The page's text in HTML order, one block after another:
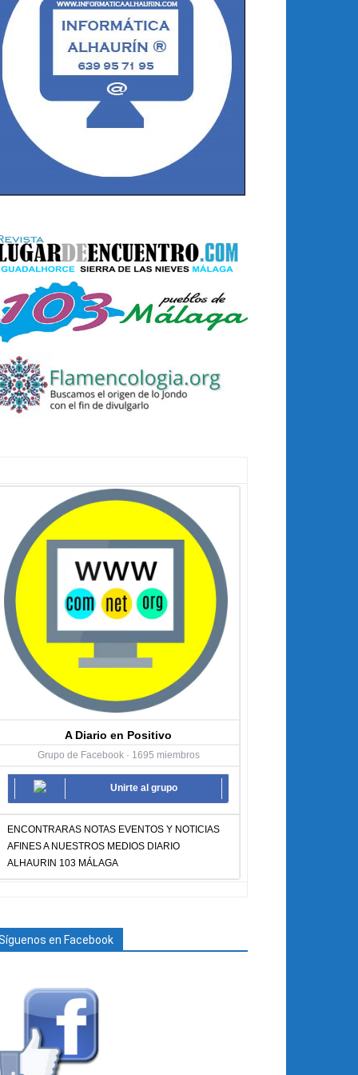
A Diario en Positivo
Grupo de Facebook · 1695 miembros
Unirte al grupo
ENCONTRARAS NOTAS EVENTOS Y NOTICIAS
AFINES A NUESTROS MEDIOS DIARIO
ALHAURIN 103 MÁLAGA
en Facebook